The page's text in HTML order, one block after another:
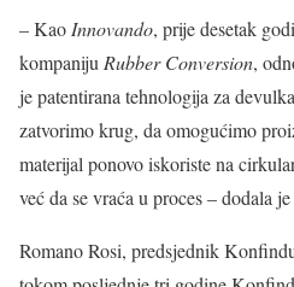
– Kao Innovando, prije desetak
kompaniju Rubber Conversion,
je patentirana tehnologija za
zatvorimo krug, da omogućimo
materijal ponovo iskoriste na
već da se vraća u proces – dodala
Romano Rosi, predsjednik